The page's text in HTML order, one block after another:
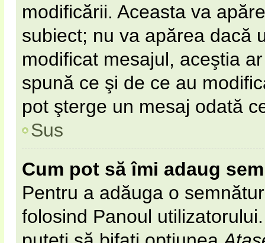
modificării. Aceasta va
subiect; nu va apărea dacă
modificat mesajul, aceştia
spună ce şi de ce au
pot şterge un mesaj odată
Sus
Cum pot să îmi adaug
Pentru a adăuga o
folosind Panoul